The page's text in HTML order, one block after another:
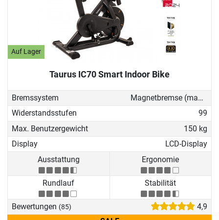
jeden Alters geeignet, da die
Intensität je nach Fitnesslevel und
Trainingsziel bestimmt werden kann.
Erleben Sie Radsport-Feeling in den
Auf Lager
Taurus IC70 Smart Indoor Bike
Bremssystem
Magnetbremse (manuell)
Widerstandsstufen
99
Max. Benutzergewicht
150 kg
Display
LCD-Display
Ausstattung
Ergonomie
Rundlauf Stabilität
Bewertungen (85)
4,9